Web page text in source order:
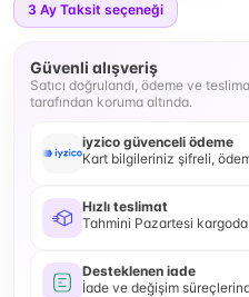
3 Ay Taksit seçeneği
Güvenli alışveriş
Satıcı doğrulandı, ödeme ve
tarafından koruma altında.
iyzico güvenceli ödeme
Kart bilgileriniz şifreli,
Hızlı teslimat
Tahmini Pazartesi kargoda
Desteklenen iade
İade ve değişim